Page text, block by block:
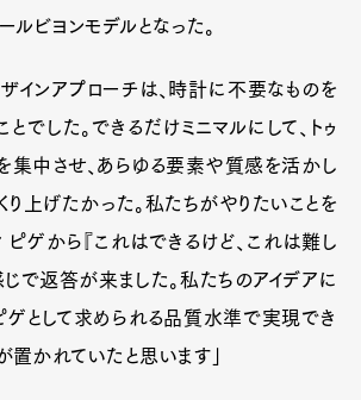
ルビヨンモデルとなった。
ザインアプローチは、時計に不要なものを
でした。できるだけミニマルにして、トゥ
集中させ、あらゆる要素や質感を活かし
り上げたかった。私たちがやりたいことを
ピゲから『これはできるけど、これは難し
じで返答が来ました。私たちのアイデアに
ゲとして求められる品質水準で実現でき
置かれていたと思います」